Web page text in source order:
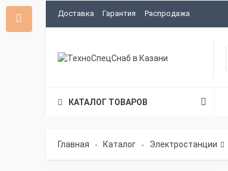
Доставка Гарантия Распродажа
КАТАЛОГ ТОВАРОВ
Главная - Каталог - Электростанции